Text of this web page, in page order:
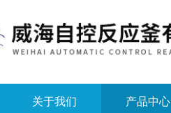
关于我们 产品中心